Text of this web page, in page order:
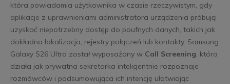
która powiadamia użytkownika w czasie rzeczywistym, gdy
aplikacje z uprawnieniami administratora urządzenia próbują
uzyskać niepotrzebny dostęp do poufnych danych, takich jak
dokładna lokalizacja, rejestry połączeń lub kontakty. Samsung
Galaxy S26 Ultra został wyposażony w Call Screening, która
działa jak prywatna sekretarka inteligentnie rozpoznaje
rozmówców i podsumowująca ich intencję ułatwiając